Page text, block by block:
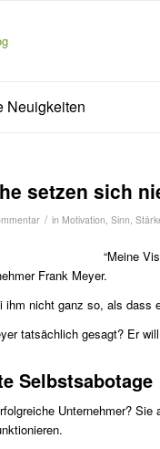
Neuigkeiten
setzen sich
/ in Motivation, Sinn,
“Meine
Frank Meyer.
ihm nicht ganz so, als dass
tatsächlich gesagt? Er
Selbstsabotage
Unternehmer?